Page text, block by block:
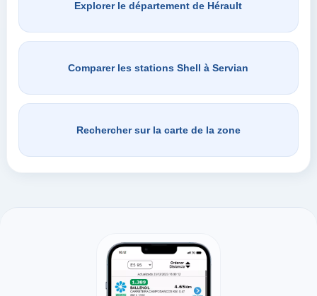
Explorer le département de Hérault
Comparer les stations Shell à Servian
Rechercher sur la carte de la zone